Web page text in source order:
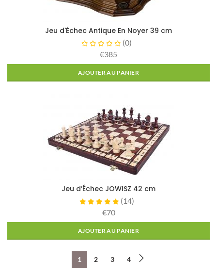
Jeu d'Échec Antique En Noyer 39 cm
(0)
€385
AJOUTER AU PANIER
Jeu d’Échec JOWISZ 42 cm
(14)
€70
AJOUTER AU PANIER
1 2 3 4